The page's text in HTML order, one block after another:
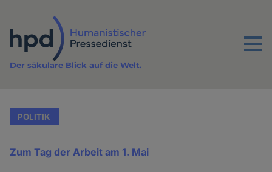
Inhalt
Menu
Der säkulare Blick auf die Welt.
POLITIK
Zum Tag der Arbeit am 1. Mai